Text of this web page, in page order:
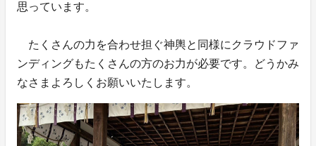
思っています。
たくさんの力を合わせ担ぐ神輿と同様にクラウドファ
ンディングもたくさんの方のお力が必要です。どうかみ
なさまよろしくお願いいたします。